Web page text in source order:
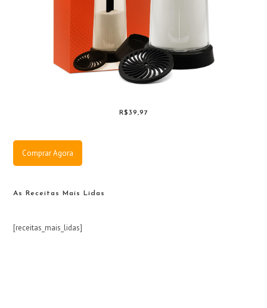
R$39,97
Comprar Agora
As Receitas Mais Lidas
[receitas_mais_lidas]